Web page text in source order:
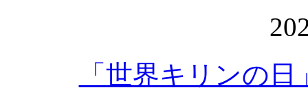
「世界キリンの